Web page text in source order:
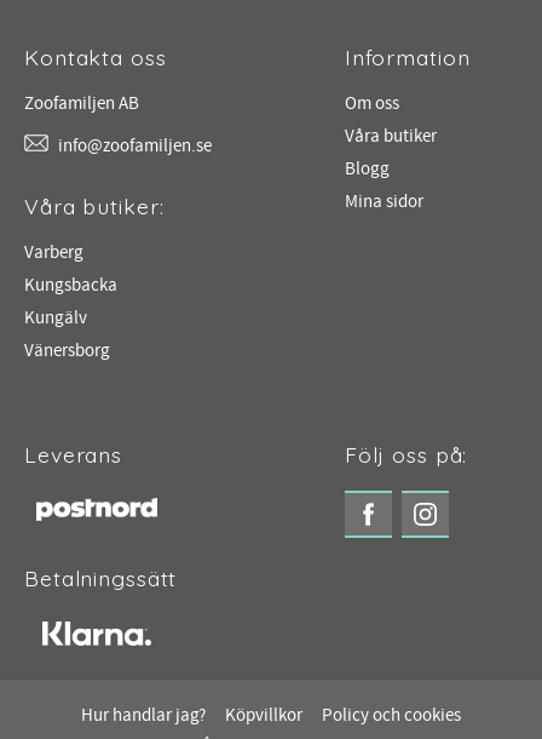
Kontakta oss
Zoofamiljen AB
info@zoofamiljen.se
Våra butiker:
Varberg
Kungsbacka
Kungälv
Vänersborg
Information
Om oss
Våra butiker
Blogg
Mina sidor
Leverans
Betalningssätt
Följ oss på:
Hur handlar jag? Köpvillkor
Policy och cookies